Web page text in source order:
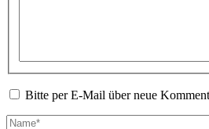
Bitte per E-Mail über neue
Name*